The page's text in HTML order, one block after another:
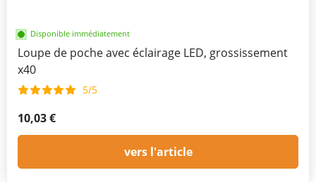
Disponible immédiatement
Loupe de poche avec éclairage LED, grossissement
x40
5/5
10,03 €
vers l'article